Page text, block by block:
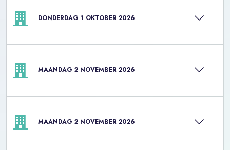
DONDERDAG 1 OKTOBER 2026
MAANDAG 2 NOVEMBER 2026
MAANDAG 2 NOVEMBER 2026